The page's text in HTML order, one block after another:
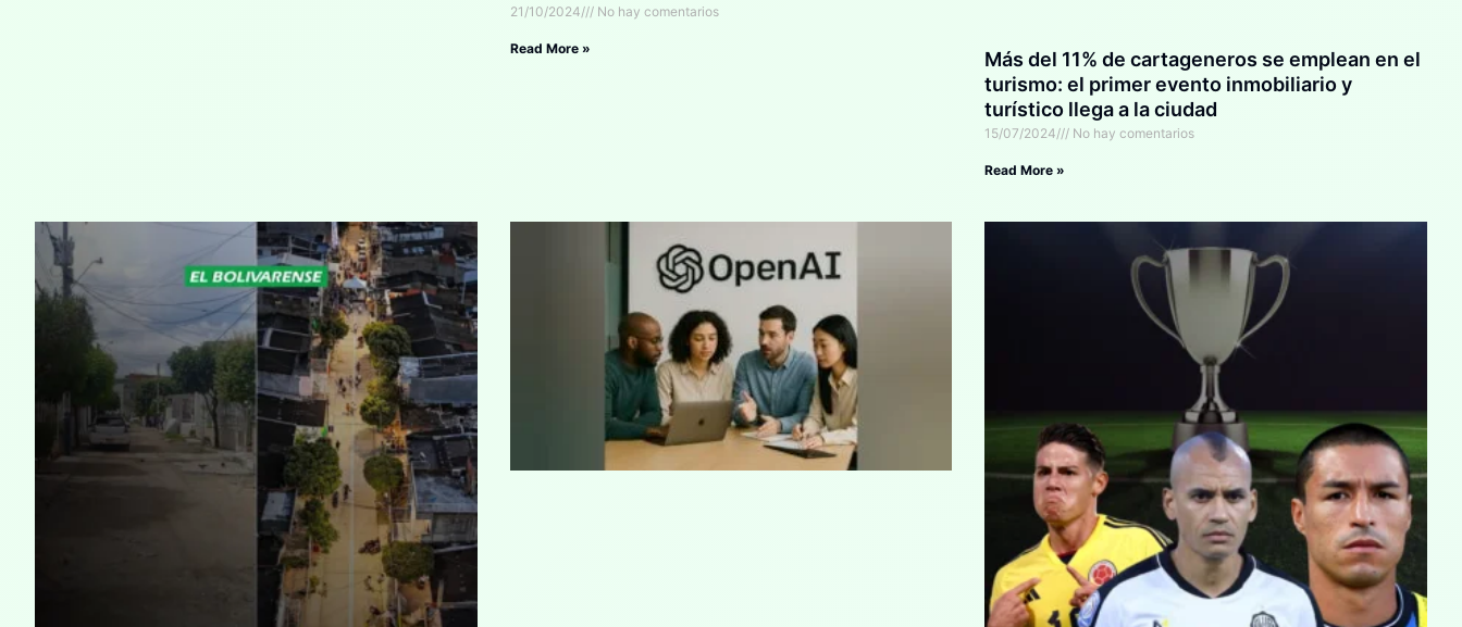
21/10/2024 No hay comentarios
Read More »
Más del 11% de cartageneros se emplean en el
turismo: el primer evento inmobiliario y
turístico llega a la ciudad
15/07/2024 No hay comentarios
Read More »